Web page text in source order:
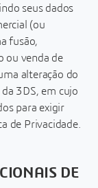
seus dados
(ou
fusão,
ou venda de
alteração do
3DS, em cujo
para exigir
de Privacidade.
DE